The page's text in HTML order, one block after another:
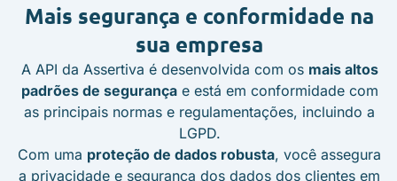
Mais segurança e conformidade na
sua empresa
A API da Assertiva é desenvolvida com os mais altos
padrões de segurançae está em conformidade com
as principais normas e regulamentações, incluindo a
LGPD.
Com uma proteção de dados robusta, você assegura
a privacidade e segurança dos dados dos clientes em